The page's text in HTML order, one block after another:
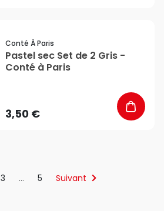
Conté À Paris
Pastel sec Set de 2 Gris -
Conté à Paris
3,50 €
3 … 5 Suivant